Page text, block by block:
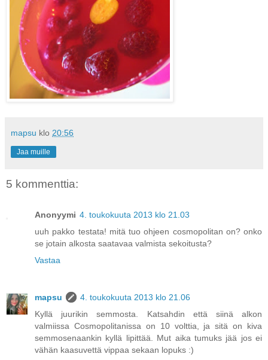
mapsu klo 20:56
Jaa muille
5 kommenttia:
Anonyymi 4. toukokuuta 2013 klo 21.03
uuh pakko testata! mitä tuo ohjeen cosmopolitan on? onko
se jotain alkosta saatavaa valmista sekoitusta?
Vastaa
mapsu
4. toukokuuta 2013 klo 21.06
Kyllä juurikin semmosta. Katsahdin että siinä alkon
valmiissa Cosmopolitanissa on 10 volttia, ja sitä on kiva
semmosenaankin kyllä lipittää. Mut aika tumuks jää jos ei
vähän kaasuvettä vippaa sekaan lopuks :)